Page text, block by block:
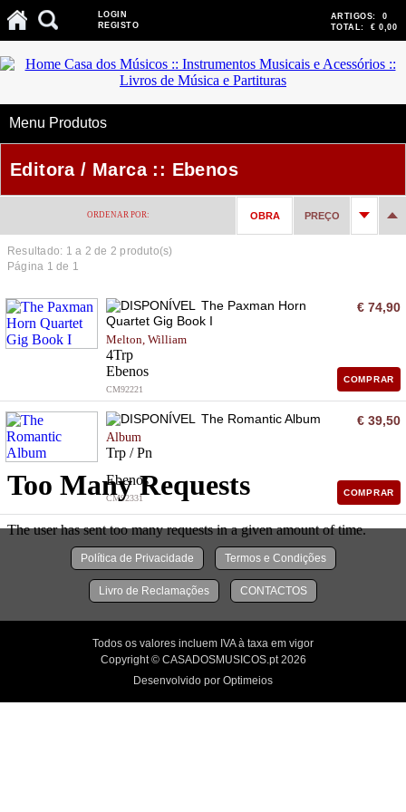
LOGIN
REGISTO
ARTIGOS: 0
TOTAL: € 0,00
Menu Produtos
Editora / Marca :: Ebenos
ORDENAR POR: OBRA PREÇO
Resultado: 1 a 2 de 2 produto(s)
Página 1 de 1
The Paxman Horn
Quartet Gig Book I
Melton, William
4Trp
Ebenos
CM92221
€ 74,90
COMPRAR
The Romantic Album
Album
Trp / Pn
Ebenos
CM92331
€ 39,50
COMPRAR
Política de Privacidade Termos e Condições
Livro de Reclamações CONTACTOS
Todos os valores incluem IVA à taxa em vigor
Copyright © CASADOSMUSICOS.pt 2026
Desenvolvido por Optimeios